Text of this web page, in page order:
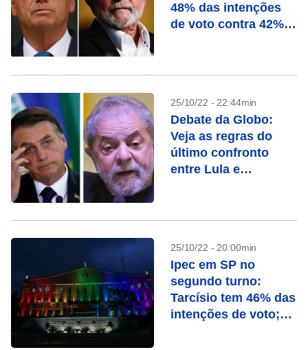
48% das intenções
de voto contra 42%
25/10/22 - 22:44min
Debate da Globo:
Veja as regras do
último confronto
entre Lula e
25/10/22 - 20:00min
Ipec em SP no
segundo turno:
Tarcísio tem 46% das
intenções de voto;